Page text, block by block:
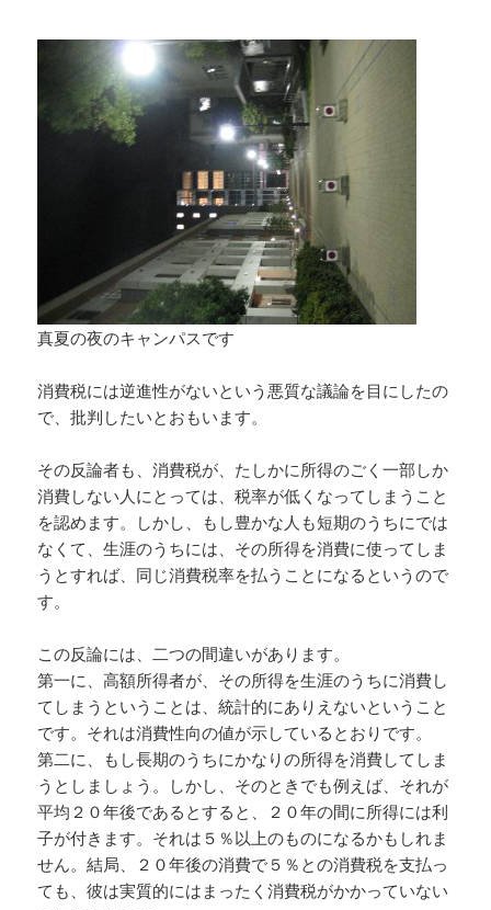
真夏の夜のキャンパスです
消費税には逆進性がないという悪質な議論を目にしたの
で、批判したいとおもいます。
その反論者も、消費税が、たしかに所得のごく一部しか
消費しない人にとっては、税率が低くなってしまうこと
を認めます。しかし、もし豊かな人も短期のうちにでは
なくて、生涯のうちには、その所得を消費に使ってしま
うとすれば、同じ消費税率を払うことになるというので
す。
この反論には、二つの間違いがあります。
第一に、高額所得者が、その所得を生涯のうちに消費し
てしまうということは、統計的にありえないということ
です。それは消費性向の値が示しているとおりです。
第二に、もし長期のうちにかなりの所得を消費してしま
うとしましょう。しかし、そのときでも例えば、それが
平均２０年後であるとすると、２０年の間に所得には利
子が付きます。それは５％以上のものになるかもしれま
せん。結局、２０年後の消費で５％との消費税を支払っ
ても、彼は実質的にはまったく消費税がかかっていない